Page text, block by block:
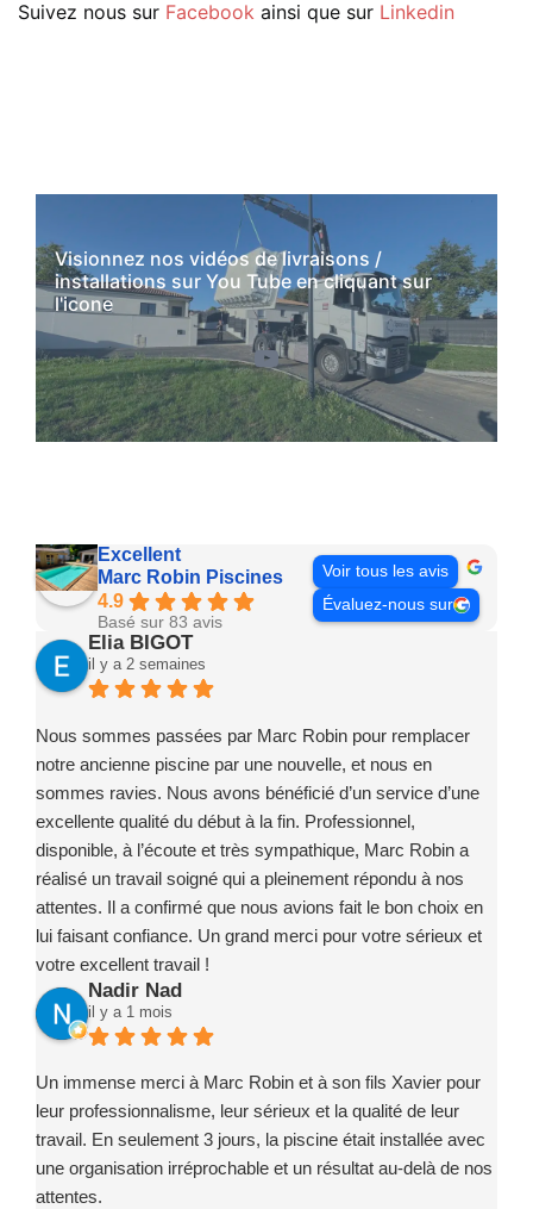
Suivez nous sur Facebook ainsi que sur Linkedin
Visionnez nos vidéos de livraisons /
installations sur You Tube en cliquant sur
l'icone
YouTube
Excellent
Marc Robin Piscines
4.9
Basé sur 83 avis
Voir tous les avis
Évaluez-nous sur
Elia BIGOT
il y a 2 semaines
Nous sommes passées par Marc Robin pour remplacer
notre ancienne piscine par une nouvelle, et nous en
sommes ravies. Nous avons bénéficié d’un service d’une
excellente qualité du début à la fin. Professionnel,
disponible, à l’écoute et très sympathique, Marc Robin a
réalisé un travail soigné qui a pleinement répondu à nos
attentes. Il a confirmé que nous avions fait le bon choix en
lui faisant confiance. Un grand merci pour votre sérieux et
votre excellent travail !
Nadir Nad
il y a 1 mois
Un immense merci à Marc Robin et à son fils Xavier pour
leur professionnalisme, leur sérieux et la qualité de leur
travail. En seulement 3 jours, la piscine était installée avec
une organisation irréprochable et un résultat au-delà de nos
attentes.